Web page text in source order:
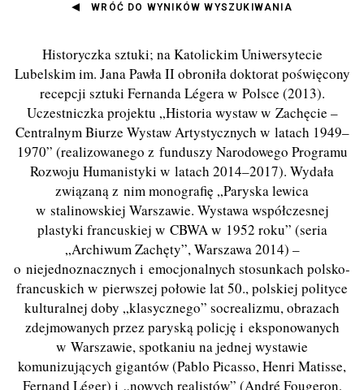
WRÓĆ DO WYNIKÓW WYSZUKIWANIA
Historyczka sztuki; na Katolickim Uniwersytecie
Lubelskim im. Jana Pawła II obroniła doktorat poświęcony
recepcji sztuki Fernanda Légera w Polsce (2013).
Uczestniczka projektu „Historia wystaw w Zachęcie –
Centralnym Biurze Wystaw Artystycznych w latach 1949–
1970” (realizowanego z funduszy Narodowego Programu
Rozwoju Humanistyki w latach 2014–2017). Wydała
związaną z nim monografię „Paryska lewica
w stalinowskiej Warszawie. Wystawa współczesnej
plastyki francuskiej w CBWA w 1952 roku” (seria
„Archiwum Zachęty”, Warszawa 2014) –
o niejednoznacznych i emocjonalnych stosunkach polsko-
francuskich w pierwszej połowie lat 50., polskiej polityce
kulturalnej doby „klasycznego” socrealizmu, obrazach
zdejmowanych przez paryską policję i eksponowanych
w Warszawie, spotkaniu na jednej wystawie
komunizujących gigantów (Pablo Picasso, Henri Matisse,
Fernand Léger) i „nowych realistów” (André Fougeron,